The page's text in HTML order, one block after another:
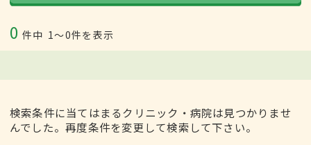
0 件中 1〜0件を表示
検索条件に当てはまるクリニック・病院は見つかりませ
んでした。再度条件を変更して検索して下さい。